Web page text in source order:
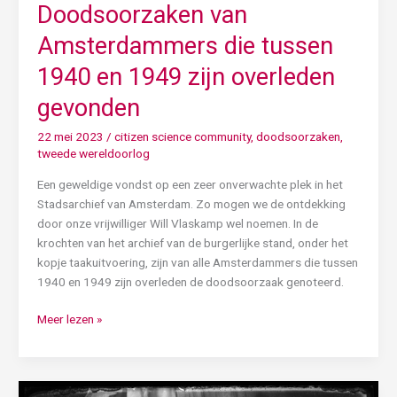
Doodsoorzaken van
Amsterdammers die tussen
1940 en 1949 zijn overleden
gevonden
22 mei 2023 / citizen science community, doodsoorzaken,
tweede wereldoorlog
Een geweldige vondst op een zeer onverwachte plek in het
Stadsarchief van Amsterdam. Zo mogen we de ontdekking
door onze vrijwilliger Will Vlaskamp wel noemen. In de
krochten van het archief van de burgerlijke stand, onder het
kopje taakuitvoering, zijn van alle Amsterdammers die tussen
1940 en 1949 zijn overleden de doodsoorzaak genoteerd.
Meer lezen »
Rome